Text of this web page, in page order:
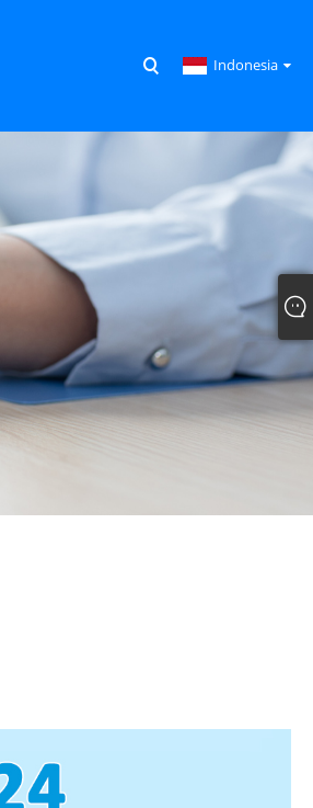
Indonesia